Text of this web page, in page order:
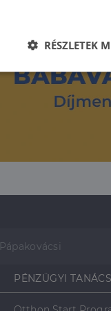
Pápakovácsi
PÉNZÜGYI
RÉSZLETEK
Név
li_gc